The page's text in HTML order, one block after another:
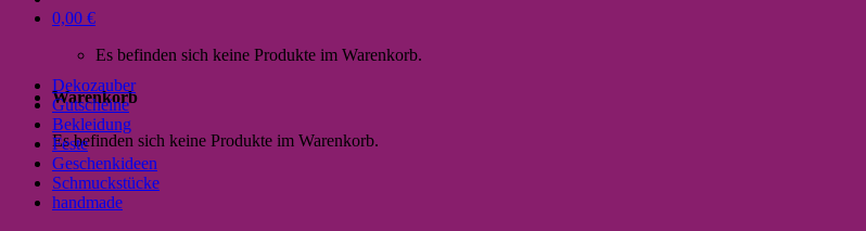
0,00 €
Es befinden sich keine Produkte im Warenkorb.
Warenkorb
Es befinden sich keine Produkte im Warenkorb.
Dekozauber
Gutscheine
Bekleidung
Feste
Geschenkideen
Schmuckstücke
handmade